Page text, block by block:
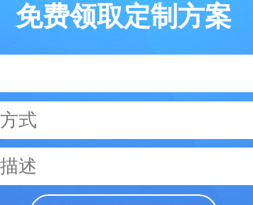
免费领取定制方案